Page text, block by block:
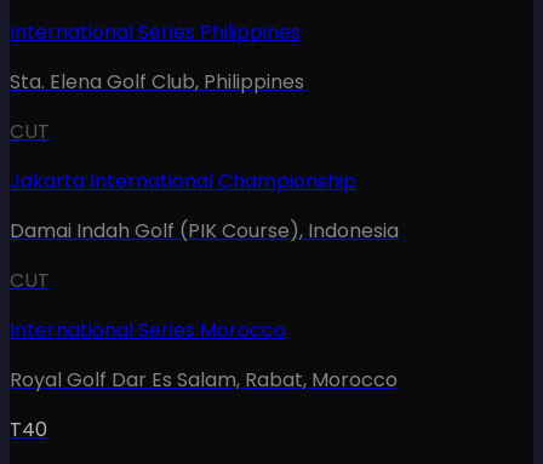
International Series Philippines
Sta. Elena Golf Club, Philippines
CUT
Jakarta International Championship
Damai Indah Golf (PIK Course), Indonesia
CUT
International Series Morocco
Royal Golf Dar Es Salam, Rabat, Morocco
T40